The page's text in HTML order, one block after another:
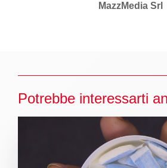
MazzMedia Srl
Potrebbe interessarti